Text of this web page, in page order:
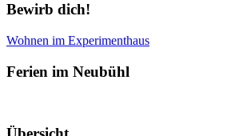
Bewirb dich!
Wohnen im Experimenthaus
Ferien im Neubühl